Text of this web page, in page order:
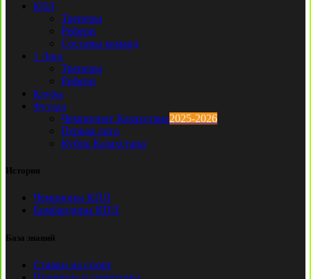
КПЛ
Тренеры
Рефери
Составы команд
1 Лига
Тренеры
Рефери
Клубы
Футзал
Чемпионат Казахстана2025-2026
Первая лига
Кубок Казахстана
История
Чемпионы КПЛ
Бомбардиры КПЛ
База знаний
Ставки на спорт